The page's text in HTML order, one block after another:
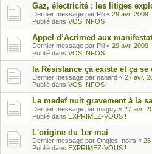
Gaz, électricité : les litiges
Dernier message par Pili « 29 avr. 2009
Publié dans VOS INFOS
Appel d’Acrimed aux
Dernier message par Pili « 29 avr. 2009
Publié dans VOS INFOS
la Résistance ça existe et ça
Dernier message par nanard « 27 avr.
Publié dans VOS INFOS
Le medef nuit gravement à la
Dernier message par maguy « 27 avr.
Publié dans EXPRIMEZ-VOUS !
L'origine du 1er mai
Dernier message par Ongles_noirs « 26
Publié dans EXPRIMEZ-VOUS !